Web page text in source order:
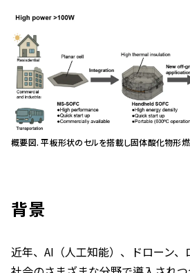
概要図. 平板形状のセルを搭載し固体酸化物形
背景
近年、AI（人工知能）、ドローン